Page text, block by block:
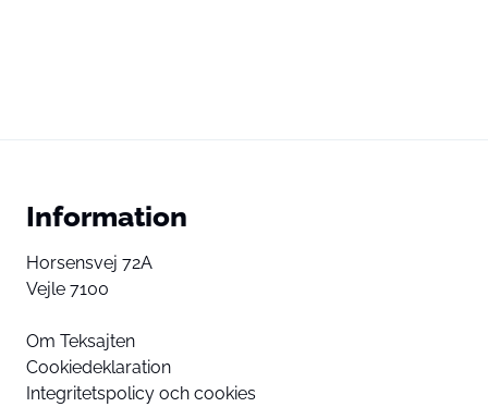
Information
Horsensvej 72A
Vejle 7100
Om Teksajten
Cookiedeklaration
Integritetspolicy och cookies